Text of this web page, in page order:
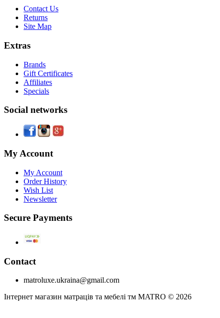
Contact Us
Returns
Site Map
Extras
Brands
Gift Certificates
Affiliates
Specials
Social networks
My Account
My Account
Order History
Wish List
Newsletter
Secure Payments
Contact
matroluxe.ukraina@gmail.com
Інтернет магазин матраців та мебелі тм MATRO © 2026